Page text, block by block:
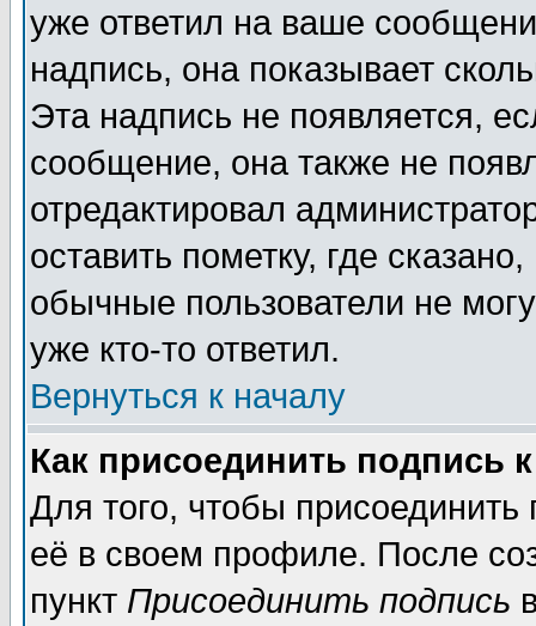
уже ответил на ваше
надпись, она показывает
Эта надпись не появляется,
сообщение, она также не
отредактировал
оставить пометку, где
обычные пользователи не
уже кто-то ответил.
Вернуться к началу
Как присоединить подпись
Для того, чтобы
её в своем профиле. После
пункт Присоединить подпись